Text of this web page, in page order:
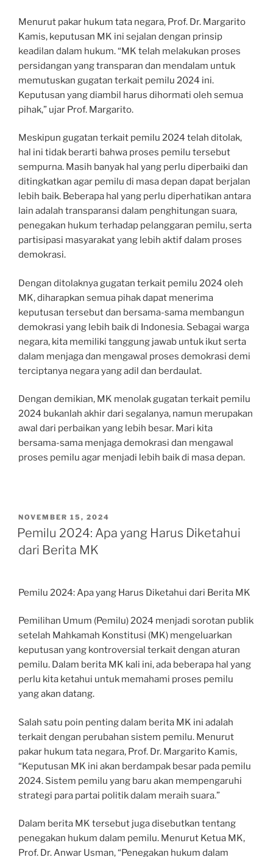
Menurut pakar hukum tata negara, Prof. Dr. Margarito
Kamis, keputusan MK ini sejalan dengan prinsip
keadilan dalam hukum. “MK telah melakukan proses
persidangan yang transparan dan mendalam untuk
memutuskan gugatan terkait pemilu 2024 ini.
Keputusan yang diambil harus dihormati oleh semua
pihak,” ujar Prof. Margarito.
Meskipun gugatan terkait pemilu 2024 telah ditolak,
hal ini tidak berarti bahwa proses pemilu tersebut
sempurna. Masih banyak hal yang perlu diperbaiki dan
ditingkatkan agar pemilu di masa depan dapat berjalan
lebih baik. Beberapa hal yang perlu diperhatikan antara
lain adalah transparansi dalam penghitungan suara,
penegakan hukum terhadap pelanggaran pemilu, serta
partisipasi masyarakat yang lebih aktif dalam proses
demokrasi.
Dengan ditolaknya gugatan terkait pemilu 2024 oleh
MK, diharapkan semua pihak dapat menerima
keputusan tersebut dan bersama-sama membangun
demokrasi yang lebih baik di Indonesia. Sebagai warga
negara, kita memiliki tanggung jawab untuk ikut serta
dalam menjaga dan mengawal proses demokrasi demi
terciptanya negara yang adil dan berdaulat.
Dengan demikian, MK menolak gugatan terkait pemilu
2024 bukanlah akhir dari segalanya, namun merupakan
awal dari perbaikan yang lebih besar. Mari kita
bersama-sama menjaga demokrasi dan mengawal
proses pemilu agar menjadi lebih baik di masa depan.
POSTED
ON
NOVEMBER 15, 2024
Pemilu 2024: Apa yang Harus Diketahui
dari Berita MK
Pemilu 2024: Apa yang Harus Diketahui dari Berita MK
Pemilihan Umum (Pemilu) 2024 menjadi sorotan publik
setelah Mahkamah Konstitusi (MK) mengeluarkan
keputusan yang kontroversial terkait dengan aturan
pemilu. Dalam berita MK kali ini, ada beberapa hal yang
perlu kita ketahui untuk memahami proses pemilu
yang akan datang.
Salah satu poin penting dalam berita MK ini adalah
terkait dengan perubahan sistem pemilu. Menurut
pakar hukum tata negara, Prof. Dr. Margarito Kamis,
“Keputusan MK ini akan berdampak besar pada pemilu
2024. Sistem pemilu yang baru akan mempengaruhi
strategi para partai politik dalam meraih suara.”
Dalam berita MK tersebut juga disebutkan tentang
penegakan hukum dalam pemilu. Menurut Ketua MK,
Prof. Dr. Anwar Usman, “Penegakan hukum dalam